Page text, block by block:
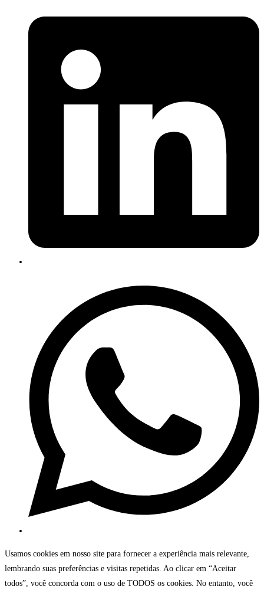
Usamos cookies em nosso site para fornecer a experiência mais relevante,
lembrando suas preferências e visitas repetidas. Ao clicar em “Aceitar
todos”, você concorda com o uso de TODOS os cookies. No entanto, você